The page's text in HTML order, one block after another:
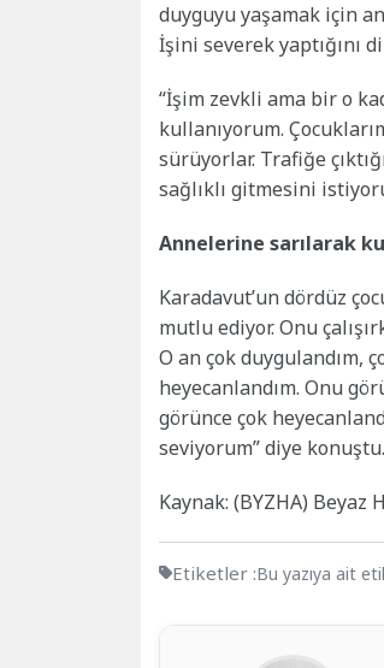
duyguyu yaşamak için
İşini severek yaptığını
“İşim zevkli ama bir o
kullanıyorum.
sürüyorlar. Trafiğe
sağlıklı gitmesini
Annelerine sarılarak
Karadavut’un dördüz
mutlu ediyor. Onu
O an çok duygulandım,
heyecanlandım. Onu
görünce çok
seviyorum” diye
Kaynak: (BYZHA) Beyaz
Etiketler :Bu yazıya ait